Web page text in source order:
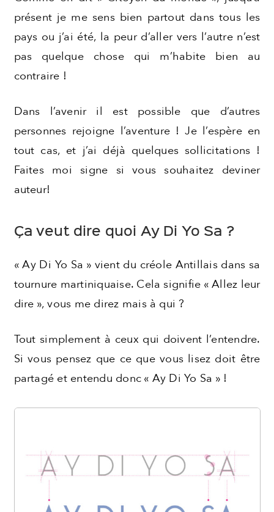
présent je me sens bien partout dans tous les
pays ou j’ai été, la peur d’aller vers l’autre n’est
pas quelque chose qui m’habite bien au
contraire !
Dans l’avenir il est possible que d’autres
personnes rejoigne l’aventure ! Je l’espère en
tout cas, et j’ai déjà quelques sollicitations !
Faites moi signe si vous souhaitez deviner
auteur!
Ça veut dire quoi Ay Di Yo Sa ?
« Ay Di Yo Sa » vient du créole Antillais dans sa
tournure martiniquaise. Cela signifie « Allez leur
dire », vous me direz mais à qui ?
Tout simplement à ceux qui doivent l’entendre.
Si vous pensez que ce que vous lisez doit être
partagé et entendu donc « Ay Di Yo Sa » !